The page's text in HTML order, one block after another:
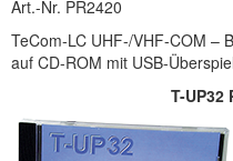
Art.-Nr. PR2420
TeCom-LC UHF-/VHF-COM –
auf CD-ROM mit USB-
T-UP32